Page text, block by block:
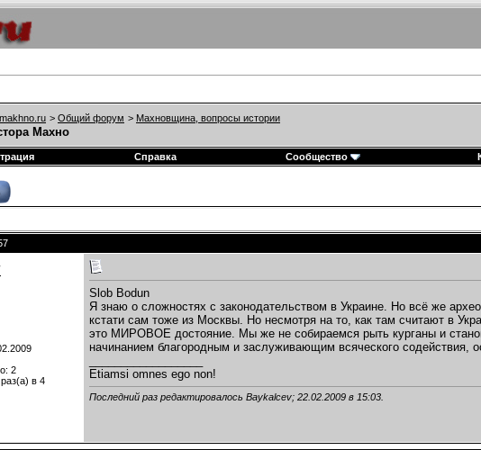
> Общий форум > Махновщина, вопросы истории
Махно
Справка Сообщество
2
в 4
Slob Bodun
Я знаю о сложностях с законодательством в Украине. Но всё же
кстати сам тоже из Москвы. Но несмотря на то, как там считают в
это МИРОВОЕ достояние. Мы же не собираемся рыть курганы и
начинанием благородным и заслуживающим всяческого содействия,
Etiamsi omnes ego non!
Последний раз редактировалось Baykalcev; 22.02.2009 в 15:03